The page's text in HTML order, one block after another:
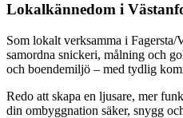
Lokalkännedom i
Som lokalt verksamma i
samordna snickeri, målning och
och boendemiljö – med tydlig
Redo att skapa en ljusare, mer
din ombyggnation säker, snygg